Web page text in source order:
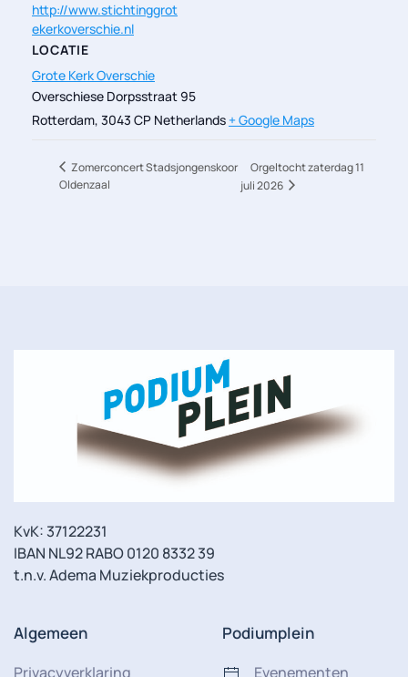
http://www.stichtinggrot
ekerkoverschie.nl
LOCATIE
Grote Kerk Overschie
Overschiese Dorpsstraat 95
Rotterdam, 3043 CP Netherlands + Google Maps
Zomerconcert Stadsjongenskoor
Oldenzaal
Orgeltocht zaterdag 11
juli 2026
KvK: 37122231
IBAN NL92 RABO 0120 8332 39
t.n.v. Adema Muziekproducties
Algemeen
Privacyverklaring
Podiumplein
Evenementen